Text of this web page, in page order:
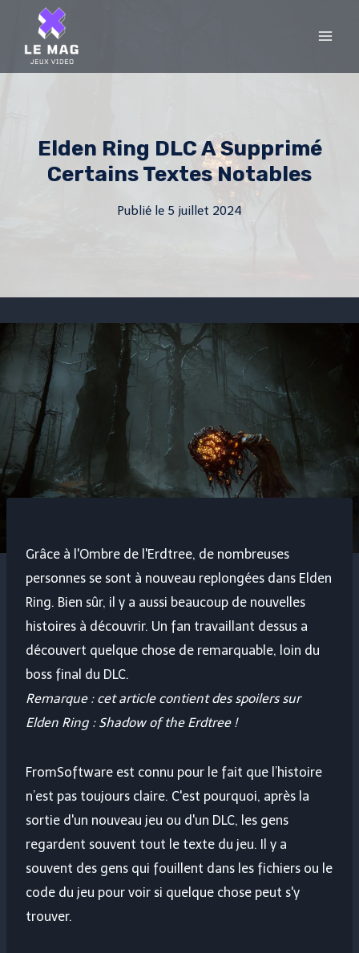
content
Elden Ring DLC ​​​​a Supprimé
Certains Textes Notables
Publié le 5 juillet 2024
Grâce à l'Ombre de l'Erdtree, de nombreuses
personnes se sont à nouveau replongées dans Elden
Ring. Bien sûr, il y a aussi beaucoup de nouvelles
histoires à découvrir. Un fan travaillant dessus a
découvert quelque chose de remarquable, loin du
boss final du DLC.
Remarque : cet article contient des spoilers sur
Elden Ring : Shadow of the Erdtree !
FromSoftware est connu pour le fait que l’histoire
n’est pas toujours claire. C'est pourquoi, après la
sortie d'un nouveau jeu ou d'un DLC, les gens
regardent souvent tout le texte du jeu. Il y a
souvent des gens qui fouillent dans les fichiers ou le
code du jeu pour voir si quelque chose peut s'y
trouver.